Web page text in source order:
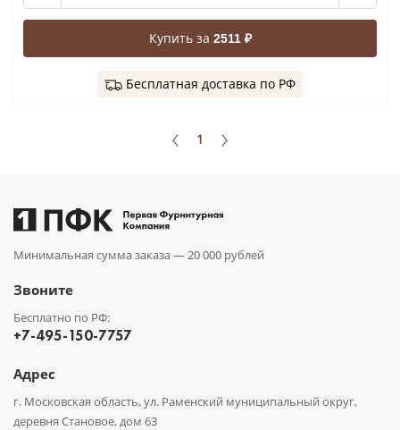
Купить за 2511 ₽
Бесплатная доставка по РФ
1
Минимальная сумма заказа — 20 000 рублей
Звоните
Бесплатно по РФ:
+7-495-150-7757
Адрес
г. Московская область, ул. Раменский муниципальный округ,
деревня Становое, дом 63